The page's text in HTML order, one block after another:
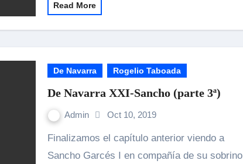
Read More
De Navarra Rogelio Taboada
De Navarra XXI-Sancho (parte 3ª)
Admin Oct 10, 2019
Finalizamos el capítulo anterior viendo a
Sancho Garcés I en compañía de su sobrino